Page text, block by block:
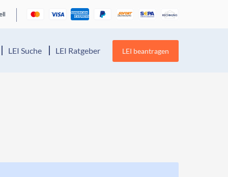
LEI Suche LEI Ratgeber LEI beantragen